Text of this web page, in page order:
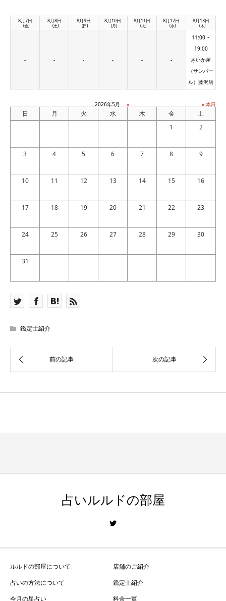
8月7日
(金)
8月8日
(土)
8月9日
(日)
8月10日
(月)
8月11日
(火)
8月12日
(水)
8月13日
(木)
- - - - - -
11:00 ~
19:00
さいか屋
（サンパー
ル）藤沢店
2026年5月 » » 本日
日 月 火 水 木 金
土
1
2
3 4 5 6 7 8 9
10 11 12 13 14 15 16
17 18 19 20 21 22 23
24 25 26 27 28 29 30
31
鑑定士紹介
占いルルドの部屋
ルルドの部屋について
店舗のご紹介
占いの方法について
鑑定士紹介
今月の星占い
料金一覧